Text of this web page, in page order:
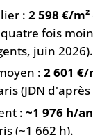
:2 598 €/m²
fois
juin 2026).
:2 601
(JDN d'après
:~1 976 h/an
(~1 662 h).